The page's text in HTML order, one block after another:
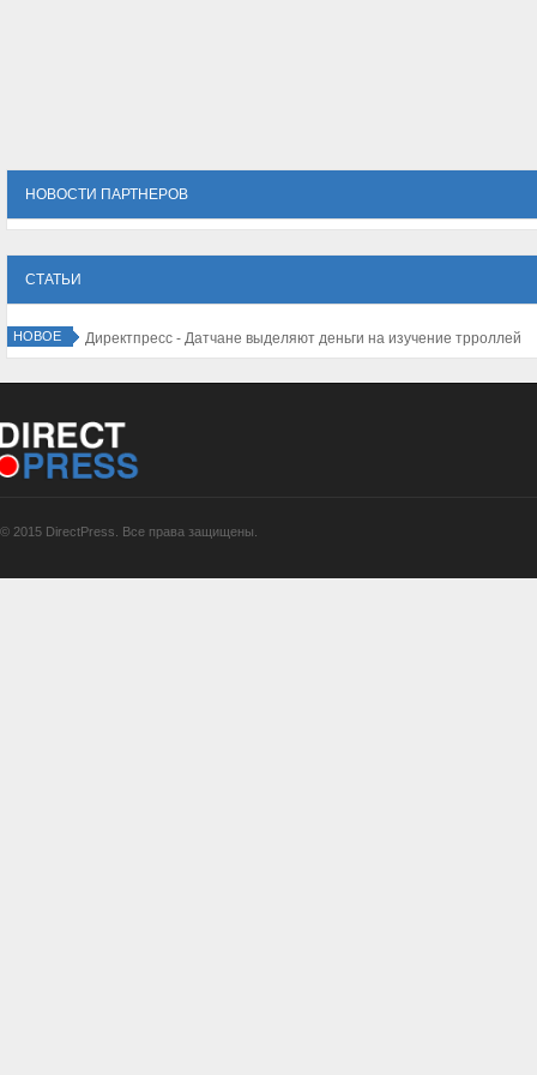
НОВОСТИ ПАРТНЕРОВ
СТАТЬИ
НОВОЕ
© 2015 DirectPress. Все права защищены.